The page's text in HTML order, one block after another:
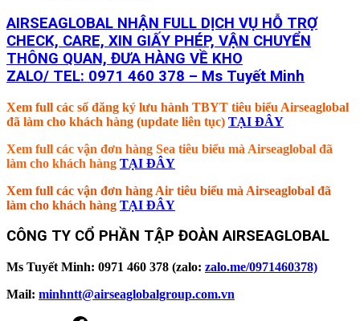
AIRSEAGLOBAL NHẬN FULL DỊCH VỤ HỖ TRỢ
CHECK, CARE, XIN GIẤY PHÉP, VẬN CHUYỂN
THÔNG QUAN, ĐƯA HÀNG VỀ KHO
ZALO/ TEL: 0971 460 378 – Ms Tuyết Minh
Xem full các số đăng ký lưu hành TBYT tiêu biểu Airseaglobal
đã làm cho khách hàng (update liên tục) TẠI ĐÂY
Xem full các vận đơn hàng Sea tiêu biểu mà Airseaglobal đã
làm cho khách hàng TẠI ĐÂY
Xem full các vận đơn hàng Air tiêu biểu mà Airseaglobal đã
làm cho khách hàng TẠI ĐÂY
CÔNG TY CỔ PHẦN TẬP ĐOÀN AIRSEAGLOBAL
Ms Tuyết Minh: 0971 460 378 (zalo: zalo.me/0971460378)
Mail: minhntt@airseaglobalgroup.com.vn